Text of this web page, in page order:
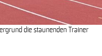
die staunenden Trainer